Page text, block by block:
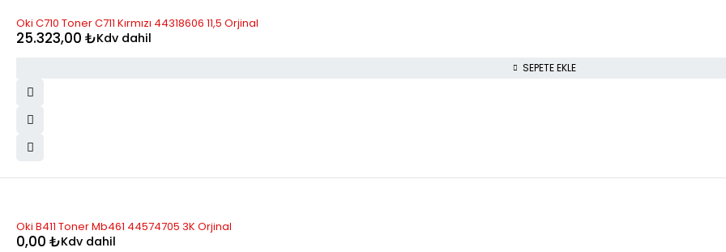
Oki C710 Toner C711 Kırmızı 44318606 11,5 Orjinal
25.323,00 ₺Kdv dahil
SEPETE EKLE
STOK YOK
Oki B411 Toner Mb461 44574705 3K Orjinal
0,00 ₺Kdv dahil